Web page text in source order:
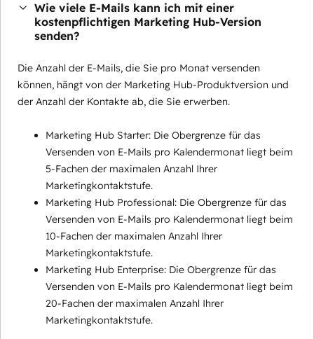
Wie viele E-Mails kann ich mit einer
kostenpflichtigen Marketing Hub-Version
senden?
Die Anzahl der E-Mails, die Sie pro Monat versenden
können, hängt von der Marketing Hub-Produktversion und
der Anzahl der Kontakte ab, die Sie erwerben.
Marketing Hub Starter: Die Obergrenze für das
Versenden von E-Mails pro Kalendermonat liegt beim
5-Fachen der maximalen Anzahl Ihrer
Marketingkontaktstufe.
Marketing Hub Professional: Die Obergrenze für das
Versenden von E-Mails pro Kalendermonat liegt beim
10-Fachen der maximalen Anzahl Ihrer
Marketingkontaktstufe.
Marketing Hub Enterprise: Die Obergrenze für das
Versenden von E-Mails pro Kalendermonat liegt beim
20-Fachen der maximalen Anzahl Ihrer
Marketingkontaktstufe.